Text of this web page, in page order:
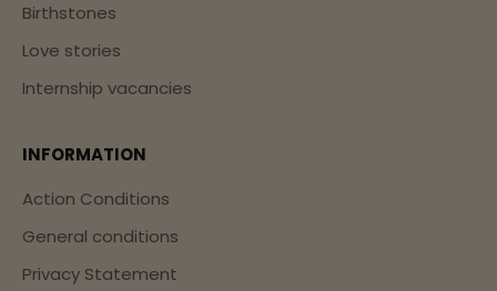
Birthstones
Love stories
Internship vacancies
INFORMATION
Action Conditions
General conditions
Privacy Statement